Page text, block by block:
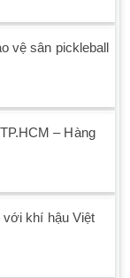
vệ sân pickleball
– Hàng
khí hậu Việt